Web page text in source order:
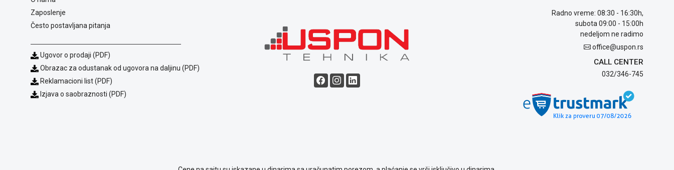
Zaposlenje
Često postavljana pitanja
Ugovor o prodaji (PDF)
Obrazac za odustanak od ugovora na daljinu (PDF)
Reklamacioni list (PDF)
Izjava o saobraznosti (PDF)
Radno vreme: 08:30 - 16:30h,
subota 09:00 - 15:00h
nedeljom ne radimo
office@uspon.rs
CALL CENTER
032/346-745